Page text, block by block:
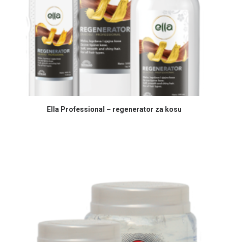
PROČITAJ VIŠE
Ella Professional – regenerator za kosu